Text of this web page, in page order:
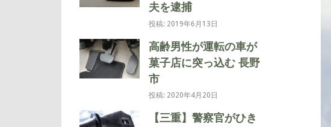
夫を逮捕
投稿: 2019年6月13日
高齢男性が運転の車が
菓子店に突っ込む 長野
市
投稿: 2020年4月20日
【三重】警察官がひき